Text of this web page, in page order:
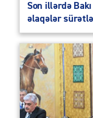
Son illərdə
əlaqələr